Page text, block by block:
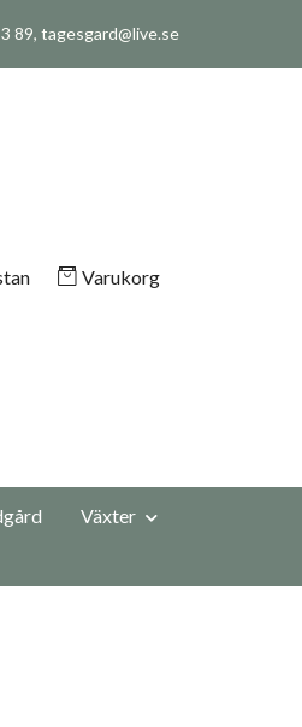
89, tagesgard@live.se
Varukorg
Växter